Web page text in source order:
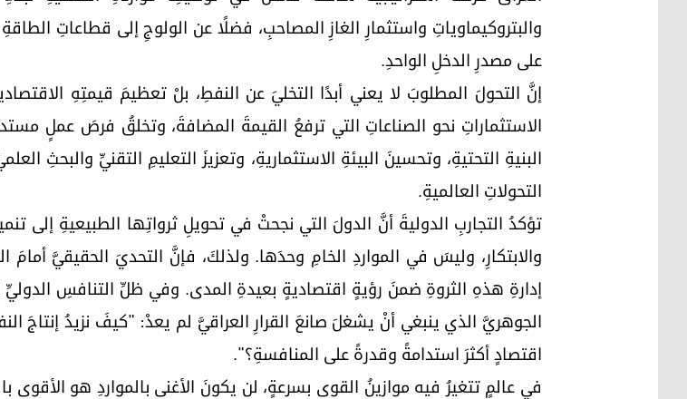
والبتروكيماوياتِ واستثمارِ الغازِ المصاحبِ، فضلًا عن الولوجِ إلى قطاعاتِ
على مصدرِ الدخلِ الواحدِ.
إنَّ التحولَ المطلوبَ لا يعني أبدًا التخليَ عن النفطِ، بلْ تعظيمَ قيمتِهِ
الاستثماراتِ نحو الصناعاتِ التي ترفعُ القيمةَ المضافةَ، وتخلقُ فرصَ عملٍ
البنيةِ التحتيةِ، وتحسينَ البيئةِ الاستثماريةِ، وتعزيزَ التعليمِ التقنيِّ والبحثِ
التحولاتِ العالميةِ.
تؤكدُ التجاربِ الدوليةَ أنَّ الدولَ التي نجحتْ في تحويلِ ثرواتِها الطبيعيةِ
والابتكارِ، وليسَ في المواردِ الخامِ وحدَها. ولذلكَ، فإنَّ التحديَ الحقيقيَّ
إدارةِ هذهِ الثروةِ ضمنَ رؤيةٍ اقتصاديةٍ بعيدةِ المدى. وفي ظلِّ التنافسِ الدوليِّ
الجوهريَّ الذي ينبغي أنْ يشغلَ صانعَ القرارِ العراقيَّ لم يعدْ: "كيفَ نزيدُ إنتاجَ
اقتصادٍ أكثرَ استدامةً وقدرةً على المنافسةِ؟".
في عالمٍ تتغيرُ فيه موازينُ القوى بسرعةٍ، لن يكونَ الأغنى بالمواردِ هو الأقوى